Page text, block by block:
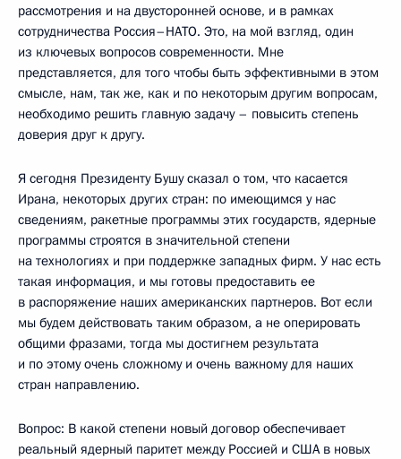
рассмотрения и на двусторонней основе, и в рамках
сотрудничества Россия–НАТО. Это, на мой взгляд, один
из ключевых вопросов современности. Мне
представляется, для того чтобы быть эффективными в этом
смысле, нам, так же, как и по некоторым другим вопросам,
необходимо решить главную задачу – повысить степень
доверия друг к другу.
Я сегодня Президенту Бушу сказал о том, что касается
Ирана, некоторых других стран: по имеющимся у нас
сведениям, ракетные программы этих государств, ядерные
программы строятся в значительной степени
на технологиях и при поддержке западных фирм. У нас есть
такая информация, и мы готовы предоставить ее
в распоряжение наших американских партнеров. Вот если
мы будем действовать таким образом, а не оперировать
общими фразами, тогда мы достигнем результата
и по этому очень сложному и очень важному для наших
стран направлению.
Вопрос: В какой степени новый договор обеспечивает
реальный ядерный паритет между Россией и США в новых